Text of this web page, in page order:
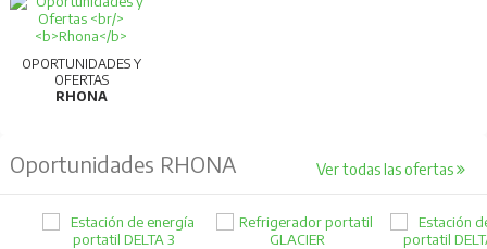
OPORTUNIDADES Y
OFERTAS
RHONA
Oportunidades RHONA Ver todas las ofertas